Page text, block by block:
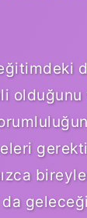
da